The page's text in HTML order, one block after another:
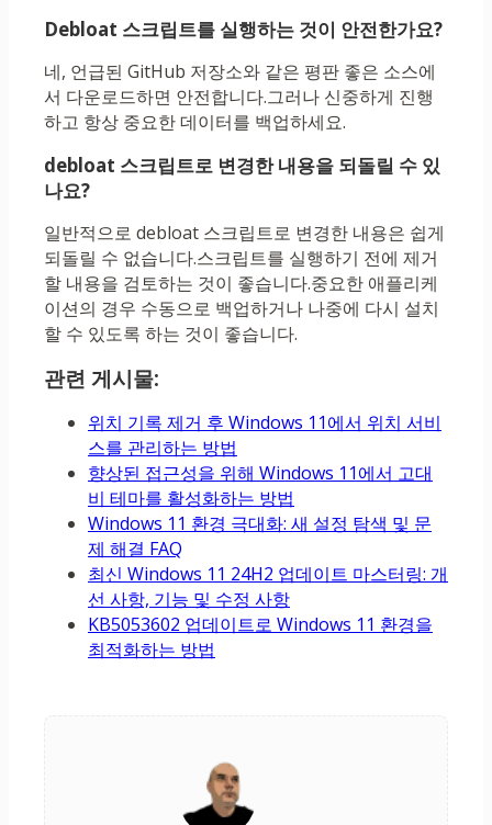
Debloat 스크립트를 실행하는 것이 안전한가요?
네, 언급된 GitHub 저장소와 같은 평판 좋은 소스에
서 다운로드하면 안전합니다.그러나 신중하게 진행
하고 항상 중요한 데이터를 백업하세요.
debloat 스크립트로 변경한 내용을 되돌릴 수 있
나요?
일반적으로 debloat 스크립트로 변경한 내용은 쉽게
되돌릴 수 없습니다.스크립트를 실행하기 전에 제거
할 내용을 검토하는 것이 좋습니다.중요한 애플리케
이션의 경우 수동으로 백업하거나 나중에 다시 설치
할 수 있도록 하는 것이 좋습니다.
관련 게시물:
위치 기록 제거 후 Windows 11에서 위치 서비
스를 관리하는 방법
향상된 접근성을 위해 Windows 11에서 고대
비 테마를 활성화하는 방법
Windows 11 환경 극대화: 새 설정 탐색 및 문
제 해결 FAQ
최신 Windows 11 24H2 업데이트 마스터링: 개
선 사항, 기능 및 수정 사항
KB5053602 업데이트로 Windows 11 환경을
최적화하는 방법